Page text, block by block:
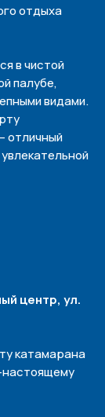
отдыха
в чистой
палубе,
видами.
отличный
центр, ул.
катамарана
настоящему